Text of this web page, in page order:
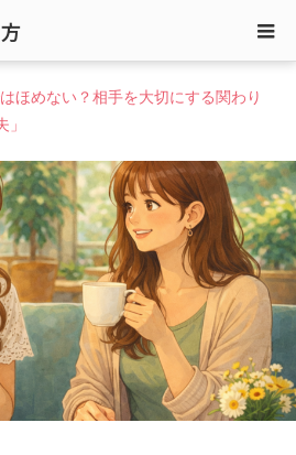
ほめない？相手を大切にする関わり